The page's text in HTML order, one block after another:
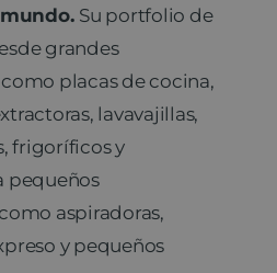
Su portfolio de
grandes
placas de cocina,
lavavajillas,
frigoríficos y
pequeños
aspiradoras,
y pequeños